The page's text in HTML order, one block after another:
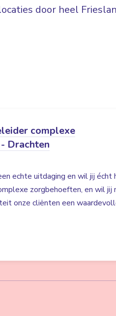
door heel
complexe
Drachten
echte uitdaging en wil jij
zorgbehoeften, en wil jij
onze cliënten een